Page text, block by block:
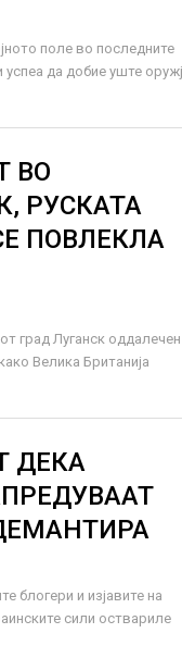
поле во последните
да добие уште
ВО
РУСКАТА
ПОВЛЕКЛА
град Луганск оддалечен
Велика Британија
ДЕКА
блогери и изјавите на
сили оствариле